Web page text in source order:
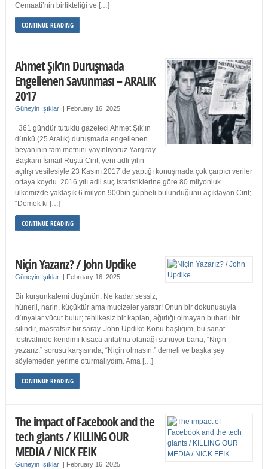
Cemaati’nin birlikteliği ve […]
CONTINUE READING
Ahmet Şık’ın Duruşmada
Engellenen Savunması – ARALIK
2017
Güneyin Işıkları | February 16, 2025
361 gündür tutuklu gazeteci Ahmet Şık’ın
dünkü (25 Aralık) duruşmada engellenen
beyanının tam metnini yayınlıyoruz Yargıtay
Başkanı İsmail Rüştü Cirit, yeni adli yılın
açılışı vesilesiyle 23 Kasım 2017’de yaptığı konuşmada çok çarpıcı veriler
ortaya koydu. 2016 yılı adli suç istatistiklerine göre 80 milyonluk
ülkemizde yaklaşık 6 milyon 900bin şüpheli bulunduğunu açıklayan Cirit;
“Demek ki […]
CONTINUE READING
Niçin Yazarız? / John Updike
Güneyin Işıkları | February 16, 2025
Bir kurşunkalemi düşünün. Ne kadar sessiz,
hünerli, narin, küçüktür ama mucizeler yaratır! Onun bir dokunuşuyla
dünyalar vücut bulur; tehlikesiz bir kaplan, ağırlığı olmayan buharlı bir
silindir, masrafsız bir saray. John Updike Konu başlığım, bu sanat
festivalinde kendimi kısaca anlatma olanağı sunuyor bana; “Niçin
yazarız,” sorusu karşısında, “Niçin olmasın,” demeli ve başka şey
söylemeden yerime oturmalıydım. Ama […]
CONTINUE READING
The impact of Facebook and the
tech giants / KILLING OUR
MEDIA / NICK FEIK
Güneyin Işıkları | February 16, 2025